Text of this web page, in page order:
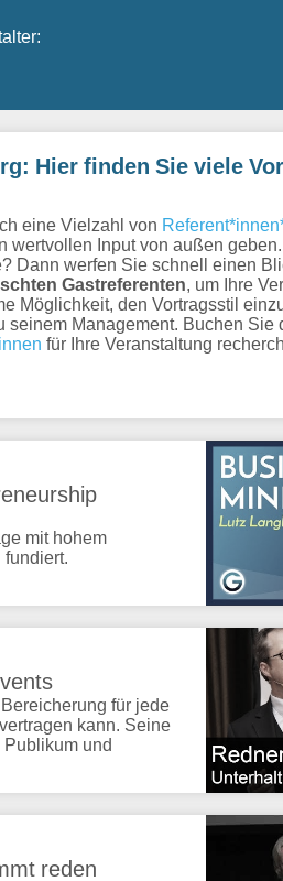
Hier finden Sie viele
eine Vielzahl von Referent*innen
Input von außen
Dann werfen Sie schnell einen
Gastreferenten , um Ihre
Möglichkeit, den Vortragsstil
seinem Management. Buchen Sie
für Ihre Veranstaltung
mit hohem
für jede
kann. Seine
und
reden